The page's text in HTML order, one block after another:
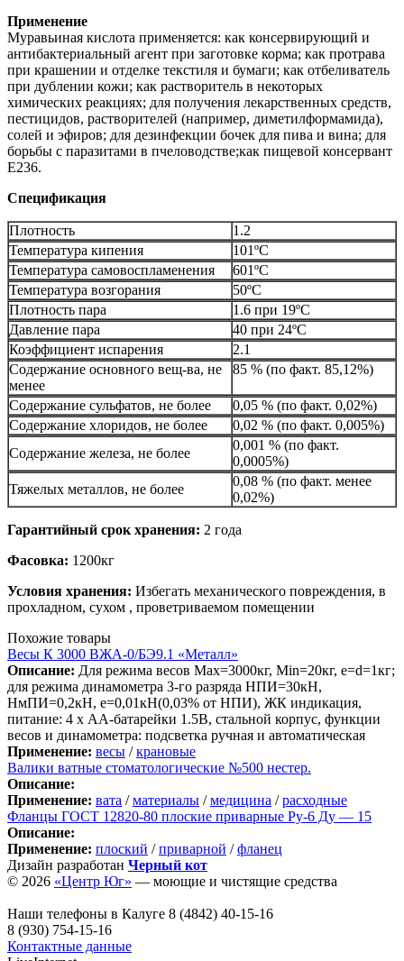
Применение
Муравьиная кислота применяется: как консервирующий и
антибактериальный агент при заготовке корма; как протрава
при крашении и отделке текстиля и бумаги; как отбеливатель
при дублении кожи; как растворитель в некоторых
химических реакциях; для получения лекарственных средств,
пестицидов, растворителей (например, диметилформамида),
солей и эфиров; для дезинфекции бочек для пива и вина; для
борьбы с паразитами в пчеловодстве;как пищевой консервант
E236.
Спецификация
Плотность
1.2
Температура кипения
101ºС
Температура самовоспламенения
601ºС
Температура возгорания
50ºС
Плотность пара
1.6 при 19ºС
Давление пара
40 при 24ºС
Коэффициент испарения
2.1
Содержание основного вещ-ва, не
менее
85 % (по факт. 85,12%)
Содержание сульфатов, не более
0,05 % (по факт. 0,02%)
Содержание хлоридов, не более
0,02 % (по факт. 0,005%)
Содержание железа, не более
0,001 % (по факт.
0,0005%)
Тяжелых металлов, не более
0,08 % (по факт. менее
0,02%)
Гарантийный срок хранения: 2 года
Фасовка: 1200кг
Условия хранения: Избегать механического повреждения, в
прохладном, сухом , проветриваемом помещении
Похожие товары
Весы К 3000 ВЖА-0/БЭ9.1 «Металл»
Описание: Для режима весов Max=3000кг, Min=20кг, e=d=1кг;
для режима динамометра 3-го разряда НПИ=30кН,
НмПИ=0,2кН, e=0,01кН(0,03% от НПИ), ЖК индикация,
питание: 4 х АА-батарейки 1.5В, стальной корпус, функции
весов и динамометра: подсветка ручная и автоматическая
Применение: весы /крановые
Валики ватные стоматологические №500 нестер.
Описание:
Применение: вата /материалы /медицина /расходные
Фланцы ГОСТ 12820-80 плоские приварные Ру-6 Ду — 15
Описание:
Применение: плоский /приварной /фланец
Дизайн разработан Черный кот
© 2026 «Центр Юг» — моющие и чистящие средства
Наши телефоны в Калуге 8 (4842) 40-15-16
8 (930) 754-15-16
Контактные данные